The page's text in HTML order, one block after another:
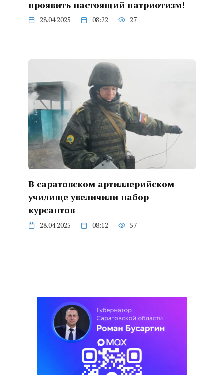
проявить настоящий патриотизм!
28.04.2025 08:22 27
В саратовском артиллерийском
училище увеличили набор
курсантов
28.04.2025 08:12 57